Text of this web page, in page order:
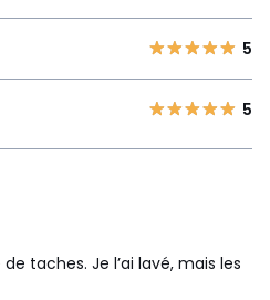
5
5
taches. Je l’ai lavé, mais les